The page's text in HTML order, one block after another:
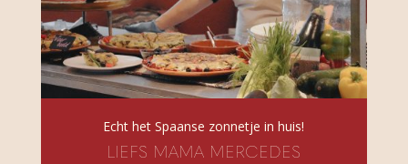
Echt het Spaanse zonnetje in huis!
LIEFS MAMA MERCEDES